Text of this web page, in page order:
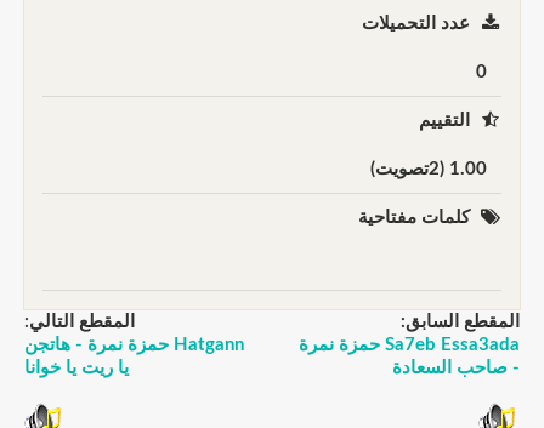
عدد التحميلات
0
التقييم
1.00 (2تصويت)
كلمات مفتاحية
المقطع السابق:
Sa7eb Essa3ada حمزة نمرة
- صاحب السعادة
المقطع التالي:
Hatgann حمزة نمرة - هاتجن
يا ريت يا خوانا